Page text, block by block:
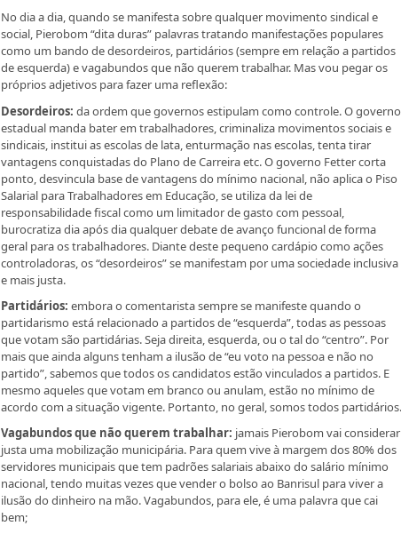
No dia a dia, quando se manifesta sobre qualquer movimento sindical e
social, Pierobom “dita duras” palavras tratando manifestações populares
como um bando de desordeiros, partidários (sempre em relação a partidos
de esquerda) e vagabundos que não querem trabalhar. Mas vou pegar os
próprios adjetivos para fazer uma reflexão:
Desordeiros: da ordem que governos estipulam como controle. O governo
estadual manda bater em trabalhadores, criminaliza movimentos sociais e
sindicais, institui as escolas de lata, enturmação nas escolas, tenta tirar
vantagens conquistadas do Plano de Carreira etc. O governo Fetter corta
ponto, desvincula base de vantagens do mínimo nacional, não aplica o Piso
Salarial para Trabalhadores em Educação, se utiliza da lei de
responsabilidade fiscal como um limitador de gasto com pessoal,
burocratiza dia após dia qualquer debate de avanço funcional de forma
geral para os trabalhadores. Diante deste pequeno cardápio como ações
controladoras, os “desordeiros” se manifestam por uma sociedade inclusiva
e mais justa.
Partidários: embora o comentarista sempre se manifeste quando o
partidarismo está relacionado a partidos de “esquerda”, todas as pessoas
que votam são partidárias. Seja direita, esquerda, ou o tal do “centro”. Por
mais que ainda alguns tenham a ilusão de “eu voto na pessoa e não no
partido”, sabemos que todos os candidatos estão vinculados a partidos. E
mesmo aqueles que votam em branco ou anulam, estão no mínimo de
acordo com a situação vigente. Portanto, no geral, somos todos partidários.
Vagabundos que não querem trabalhar: jamais Pierobom vai considerar
justa uma mobilização municipária. Para quem vive à margem dos 80% dos
servidores municipais que tem padrões salariais abaixo do salário mínimo
nacional, tendo muitas vezes que vender o bolso ao Banrisul para viver a
ilusão do dinheiro na mão. Vagabundos, para ele, é uma palavra que cai
bem;